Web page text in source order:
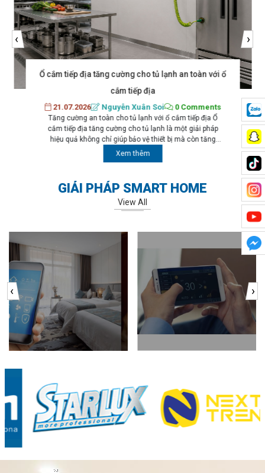
‹
Ổ cắm tiếp địa tăng cường cho tủ lạnh an toàn với ổ
cắm tiếp địa
21.07.2026 Nguyễn Xuân Soi 0 Comments
Tăng cường an toàn cho tủ lạnh với ổ cắm tiếp địa Ổ
cắm tiếp địa tăng cường cho tủ lạnh là một giải pháp
hiệu quả không chỉ giúp bảo vệ thiết bị mà còn tăng
cường an toàn cho người sử dụng. Việc sử dụng ổ cắm
tiếp địa giúp giảm thiểu rủi ro...
Xem thêm
›
GIẢI PHÁP SMART HOME
View All
‹ ›